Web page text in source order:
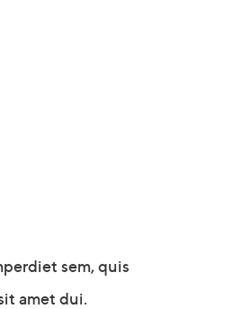
sem, quis
amet dui.